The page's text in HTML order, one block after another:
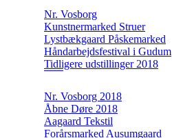
Nr. Vosborg
Kunstnermarked Struer
Lystbækgaard Påskemarked
Håndarbejdsfestival i Gudum
Tidligere udstillinger 2018
Nr. Vosborg 2018
Åbne Døre 2018
Aagaard Tekstil
Forårsmarked Ausumgaard